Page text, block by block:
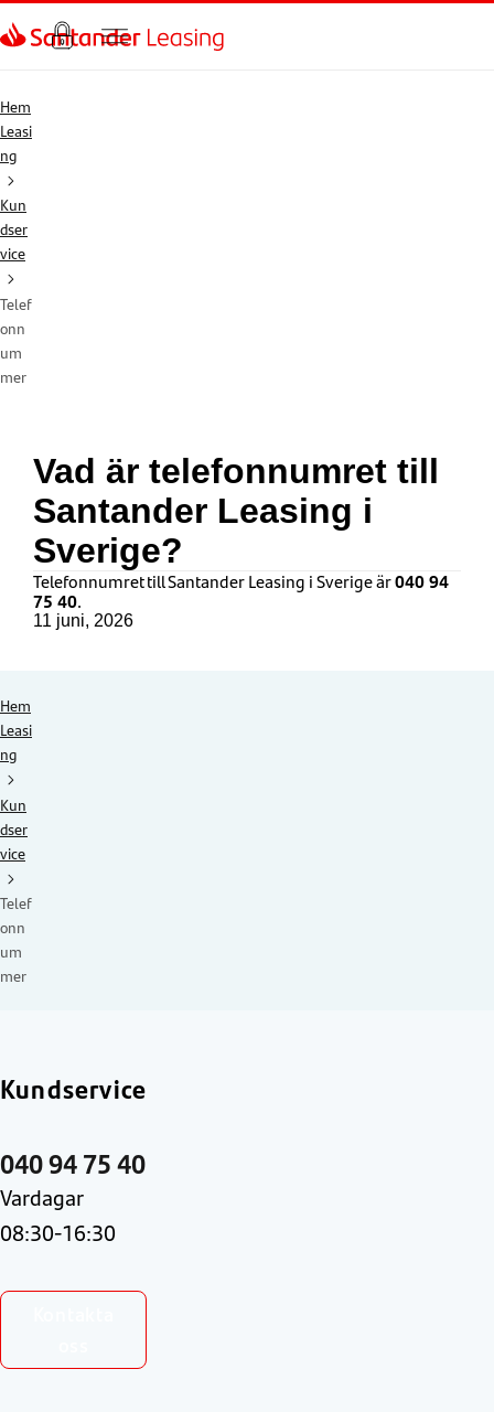
Hem
Leasi
ng
Kun
dser
vice
Telef
onn
um
mer
Vad är telefonnumret till
Santander Leasing i
Sverige?
Telefonnumret till Santander Leasing i Sverige är040 94
75 40.
11 juni, 2026
Hem
Leasi
ng
Kun
dser
vice
Telef
onn
um
mer
Kundservice
040 94 75 40
Vardagar
08:30-16:30